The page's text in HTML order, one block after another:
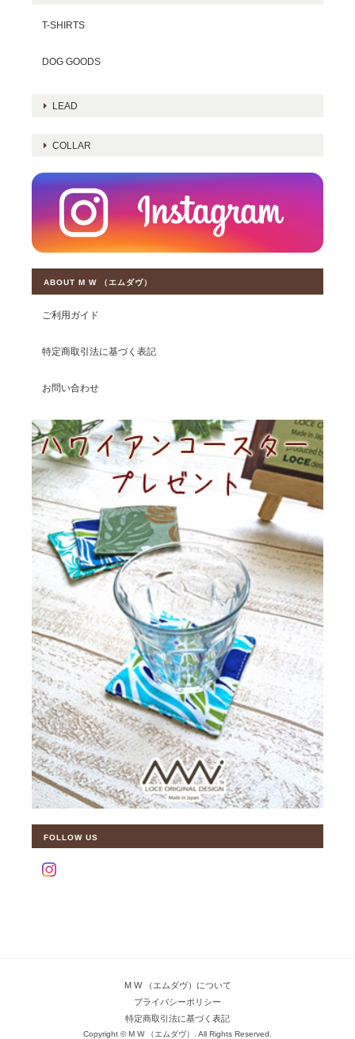
T-SHIRTS
DOG GOODS
LEAD
COLLAR
ABOUT M W （エムダヴ）
ご利用ガイド
特定商取引法に基づく表記
お問い合わせ
FOLLOW US
M W （エムダヴ）について
プライバシーポリシー
特定商取引法に基づく表記
Copyright © M W （エムダヴ）. All Rights Reserved.